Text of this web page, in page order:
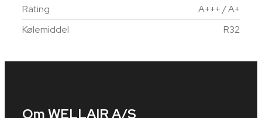
Rating
A+++ / A+
Kølemiddel
R32
Om WELLAIR A/S